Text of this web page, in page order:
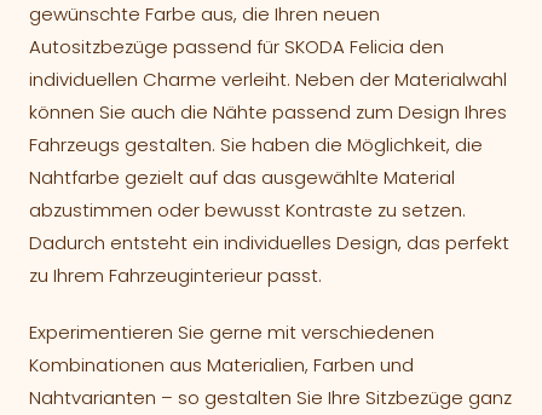
gewünschte Farbe aus, die Ihren neuen
Autositzbezüge passend für SKODA Felicia den
individuellen Charme verleiht. Neben der Materialwahl
können Sie auch die Nähte passend zum Design Ihres
Fahrzeugs gestalten. Sie haben die Möglichkeit, die
Nahtfarbe gezielt auf das ausgewählte Material
abzustimmen oder bewusst Kontraste zu setzen.
Dadurch entsteht ein individuelles Design, das perfekt
zu Ihrem Fahrzeuginterieur passt.
Experimentieren Sie gerne mit verschiedenen
Kombinationen aus Materialien, Farben und
Nahtvarianten – so gestalten Sie Ihre Sitzbezüge ganz